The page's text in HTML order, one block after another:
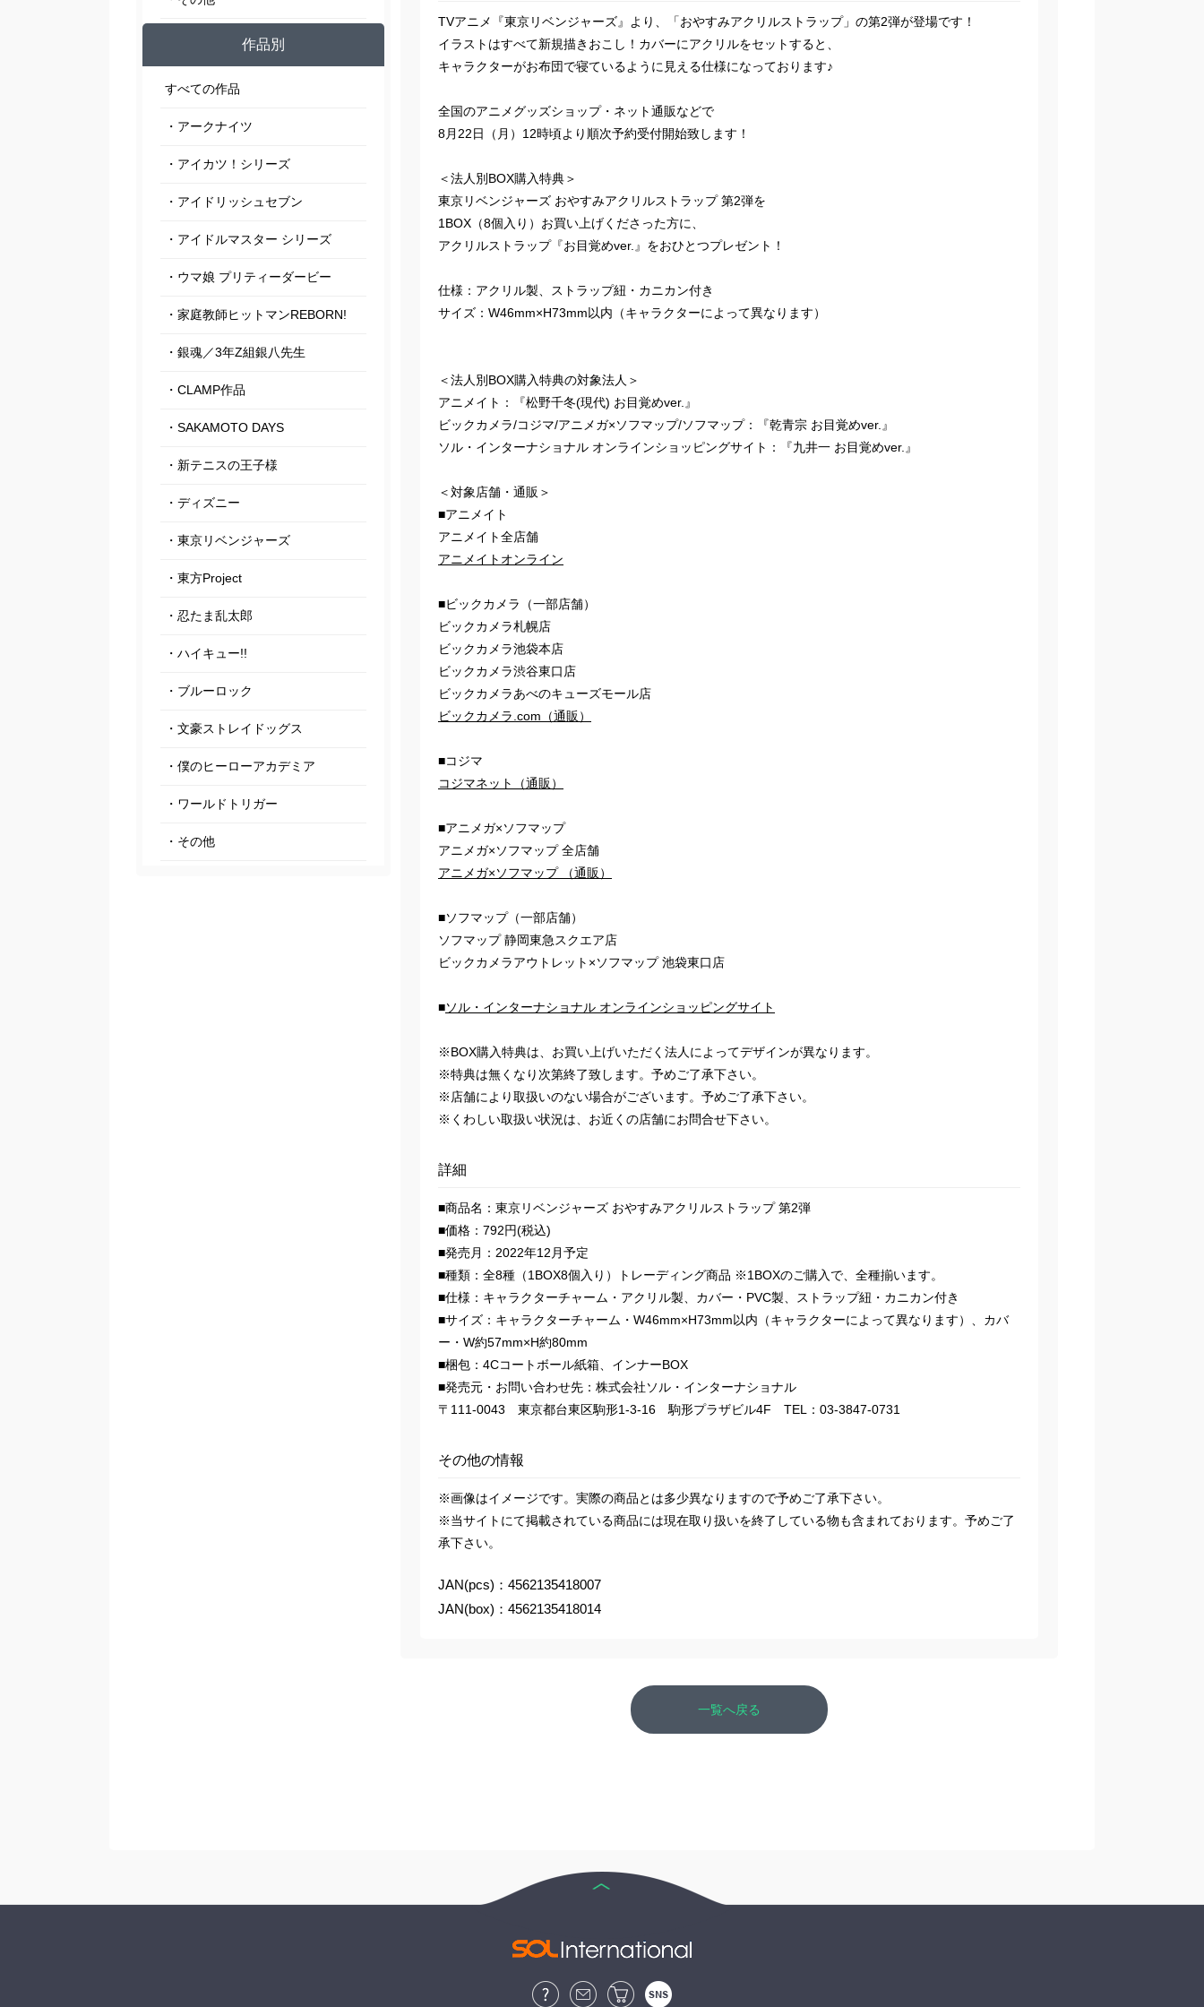
TVアニメ『東京リベンジャーズ』より、「おやすみアクリルストラップ」の第2弾が登場です！
イラストはすべて新規描きおこし！カバーにアクリルをセットすると、
キャラクターがお布団で寝ているように見える仕様になっております♪
全国のアニメグッズショップ・ネット通販などで
8月22日（月）12時頃より順次予約受付開始致します！
＜法人別BOX購入特典＞
東京リベンジャーズ おやすみアクリルストラップ 第2弾を
1BOX（8個入り）お買い上げくださった方に、
アクリルストラップ『お目覚めver.』をおひとつプレゼント！
仕様：アクリル製、ストラップ紐・カニカン付き
サイズ：W46mm×H73mm以内（キャラクターによって異なります）
＜法人別BOX購入特典の対象法人＞
アニメイト：『松野千冬(現代) お目覚めver.』
ビックカメラ/コジマ/アニメガ×ソフマップ/ソフマップ：『乾青宗 お目覚めver.』
ソル・インターナショナル オンラインショッピングサイト：『九井一 お目覚めver.』
＜対象店舗・通販＞
■アニメイト
アニメイト全店舗
アニメイトオンライン
■ビックカメラ（一部店舗）
ビックカメラ札幌店
ビックカメラ池袋本店
ビックカメラ渋谷東口店
ビックカメラあべのキューズモール店
ビックカメラ.com（通販）
■コジマ
コジマネット（通販）
■アニメガ×ソフマップ
アニメガ×ソフマップ 全店舗
アニメガ×ソフマップ （通販）
■ソフマップ（一部店舗）
ソフマップ 静岡東急スクエア店
ビックカメラアウトレット×ソフマップ 池袋東口店
■ソル・インターナショナル オンラインショッピングサイト
※BOX購入特典は、お買い上げいただく法人によってデザインが異なります。
※特典は無くなり次第終了致します。予めご了承下さい。
※店舗により取扱いのない場合がございます。予めご了承下さい。
※くわしい取扱い状況は、お近くの店舗にお問合せ下さい。
詳細
■商品名：東京リベンジャーズ おやすみアクリルストラップ 第2弾
■価格：792円(税込)
■発売月：2022年12月予定
■種類：全8種（1BOX8個入り）トレーディング商品 ※1BOXのご購入で、全種揃います。
■仕様：キャラクターチャーム・アクリル製、カバー・PVC製、ストラップ紐・カニカン付き
■サイズ：キャラクターチャーム・W46mm×H73mm以内（キャラクターによって異なります）、カバ
ー・W約57mm×H約80mm
■梱包：4Cコートボール紙箱、インナーBOX
■発売元・お問い合わせ先：株式会社ソル・インターナショナル
〒111-0043 東京都台東区駒形1-3-16 駒形プラザビル4F TEL：03-3847-0731
その他の情報
※画像はイメージです。実際の商品とは多少異なりますので予めご了承下さい。
※当サイトにて掲載されている商品には現在取り扱いを終了している物も含まれております。予めご了
承下さい。
JAN(pcs)：4562135418007
JAN(box)：4562135418014
一覧へ戻る
作品別
すべての作品
・アークナイツ
・アイカツ！シリーズ
・アイドリッシュセブン
・アイドルマスター シリーズ
・ウマ娘 プリティーダービー
・家庭教師ヒットマンREBORN!
・銀魂／3年Z組銀八先生
・CLAMP作品
・SAKAMOTO DAYS
・新テニスの王子様
・ディズニー
・東京リベンジャーズ
・東方Project
・忍たま乱太郎
・ハイキュー!!
・ブルーロック
・文豪ストレイドッグス
・僕のヒーローアカデミア
・ワールドトリガー
・その他